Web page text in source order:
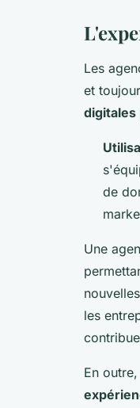
Les
et
digitales
de
Une
les
En